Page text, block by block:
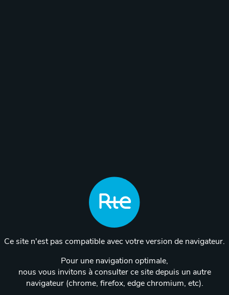
Ce site n'est pas compatible avec votre version de navigateur.
Pour une navigation optimale,
nous vous invitons à consulter ce site depuis un autre
navigateur (chrome, firefox, edge chromium, etc).